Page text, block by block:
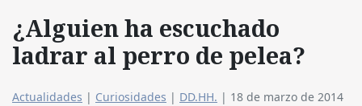
¿Alguien ha escuchado
ladrar al perro de pelea?
Actualidades | Curiosidades | DD.HH. | 18 de marzo de 2014